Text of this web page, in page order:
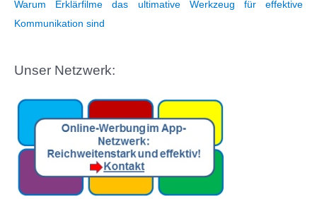
Warum Erklärfilme das ultimative Werkzeug für effektive
Kommunikation sind
Unser Netzwerk: